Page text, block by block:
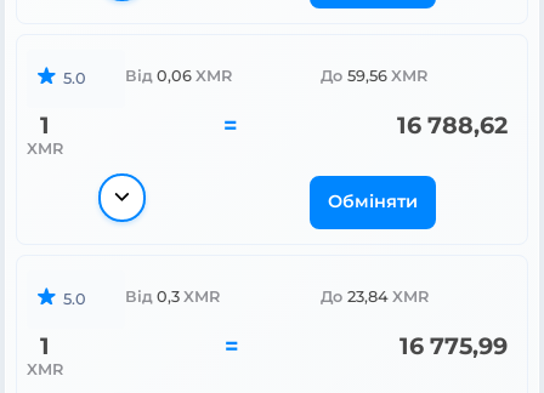
5.0 Від 0,06 XMR До 59,56 XMR
1
XMR
= 16 788,62
Обміняти
5.0 Від 0,3 XMR До 23,84 XMR
1
XMR
= 16 775,99